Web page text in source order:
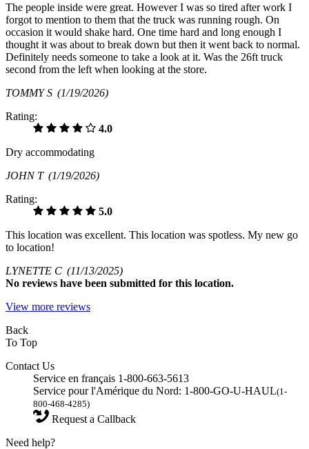
The people inside were great. However I was so tired after work I
forgot to mention to them that the truck was running rough. On
occasion it would shake hard. One time hard and long enough I
thought it was about to break down but then it went back to normal.
Definitely needs someone to take a look at it. Was the 26ft truck
second from the left when looking at the store.
TOMMY S (1/19/2026)
Rating:
4.0
Dry accommodating
JOHN T (1/19/2026)
Rating:
5.0
This location was excellent. This location was spotless. My new go
to location!
LYNETTE C (11/13/2025)
No reviews have been submitted for this location.
View more reviews
Back
To Top
Contact Us
Service en français 1-800-663-5613
Service pour l'Amérique du Nord: 1-800-GO-U-HAUL(1-
800-468-4285)
Request a Callback
Need help?